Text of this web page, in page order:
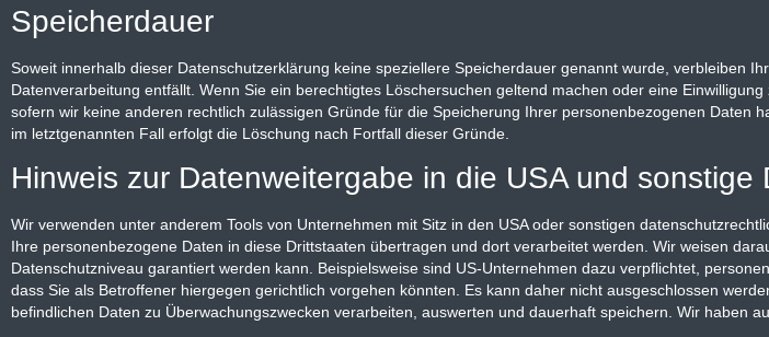
Speicherdauer
Soweit innerhalb dieser Datenschutzerklärung keine speziellere Speicherdauer genannt wurde, verbleiben
Datenverarbeitung entfällt. Wenn Sie ein berechtigtes Löschersuchen geltend machen oder eine
sofern wir keine anderen rechtlich zulässigen Gründe für die Speicherung Ihrer personenbezogenen Daten
im letztgenannten Fall erfolgt die Löschung nach Fortfall dieser Gründe.
Hinweis zur Datenweitergabe in die USA und sonstige
Wir verwenden unter anderem Tools von Unternehmen mit Sitz in den USA oder sonstigen
Ihre personenbezogene Daten in diese Drittstaaten übertragen und dort verarbeitet werden. Wir weisen
Datenschutzniveau garantiert werden kann. Beispielsweise sind US-Unternehmen dazu verpflichtet,
dass Sie als Betroffener hiergegen gerichtlich vorgehen könnten. Es kann daher nicht ausgeschlossen
befindlichen Daten zu Überwachungszwecken verarbeiten, auswerten und dauerhaft speichern. Wir haben